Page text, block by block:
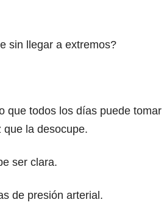
sin llegar a extremos?
que todos los días puede tomar
que la desocupe.
ser clara.
de presión arterial.